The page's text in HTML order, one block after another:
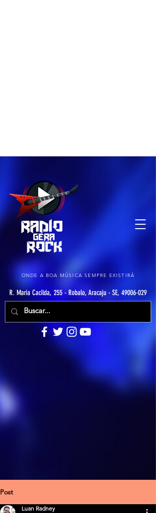
ONDE A BOA MÚSICA SEMPRE EXISTIRÁ
R. Maria Cacilda, 255 - Robalo, Aracaju - SE, 49006-029
Post
Luan Radney